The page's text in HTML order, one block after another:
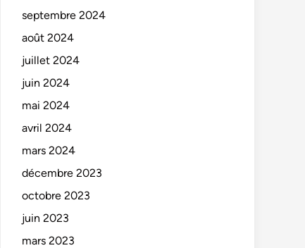
septembre 2024
août 2024
juillet 2024
juin 2024
mai 2024
avril 2024
mars 2024
décembre 2023
octobre 2023
juin 2023
mars 2023